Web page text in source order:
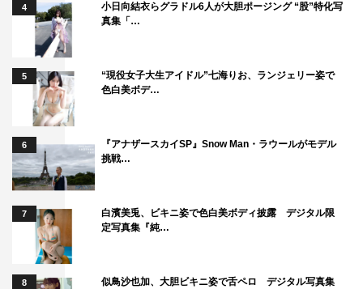
4
小日向結衣らグラドル6人が大胆ポージング “股”特化写
真集「…
5
“現役女子大生アイドル”七海りお、ランジェリー姿で
色白美ボデ…
6
『アナザースカイSP』Snow Man・ラウールがモデル
挑戦…
7
白濱美兎、ビキニ姿で色白美ボディ披露 デジタル限
定写真集『純…
8
似鳥沙也加、大胆ビキニ姿で舌ペロ デジタル写真集